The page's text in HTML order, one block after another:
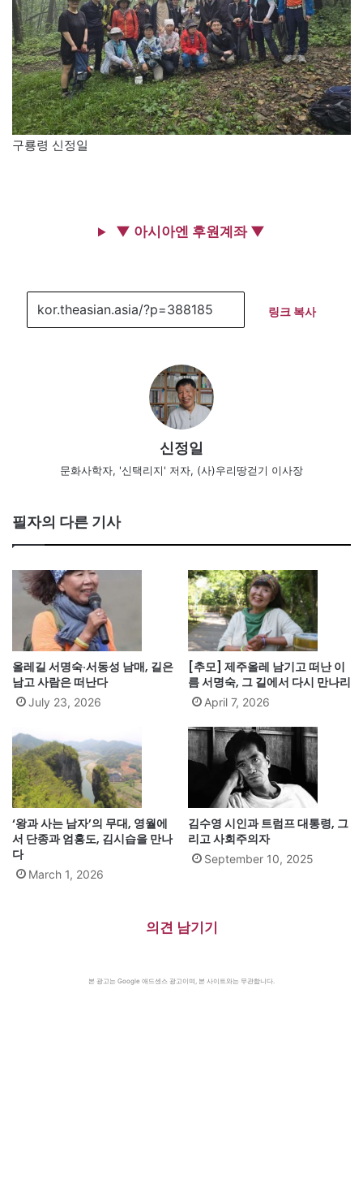
구룡령 신정일
▼ 아시아엔 후원계좌 ▼
링크 복사
신정일
문화사학자, '신택리지' 저자, (사)우리땅걷기 이사장
필자의 다른 기사
올레길 서명숙·서동성 남매, 길은
남고 사람은 떠난다
July 23, 2026
[추모] 제주올레 남기고 떠난 이
름 서명숙, 그 길에서 다시 만나리
April 7, 2026
‘왕과 사는 남자’의 무대, 영월에
서 단종과 엄홍도, 김시습을 만나
다
March 1, 2026
김수영 시인과 트럼프 대통령, 그
리고 사회주의자
September 10, 2025
의견 남기기
본 광고는 Google 애드센스 광고이며, 본 사이트와는 무관합니다.